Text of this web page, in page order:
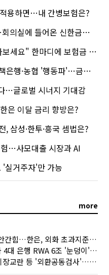
용하면…내 간병보험은?
실에 들어온 신한금융 AI
한마디에 보험금 못 받을 뻔?
협 '행동파'…금감원 '신중모드'
…글로벌 시너지 기대감
은 이달 금리 향방은?
삼성·한투·흥국 셈법은?
…사모대출 시장과 AI
'실거주자'만 가능
more
'달러 붙잡기' 안간힘…한은, 외화 초과지준에 이자 6개월 더
환율 14원 뛰자 4대 은행 RWA 6조 '눈덩이'…2배 뛴 2분기는?
한은·금감원, 시장교란 등 '외환공동검사'…환율 급등 전방위 대응